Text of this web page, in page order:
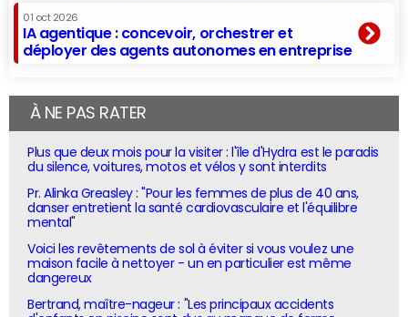
01 oct 2026
IA agentique : concevoir, orchestrer et
déployer des agents autonomes en entreprise
À NE PAS RATER
Plus que deux mois pour la visiter : l'île d'Hydra est le paradis
du silence, voitures, motos et vélos y sont interdits
Pr. Alinka Greasley : "Pour les femmes de plus de 40 ans,
danser entretient la santé cardiovasculaire et l'équilibre
mental"
Voici les revêtements de sol à éviter si vous voulez une
maison facile à nettoyer - un en particulier est même
dangereux
Bertrand, maître-nageur : "Les principaux accidents